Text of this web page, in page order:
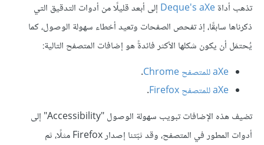
تذهب أداةDeque's aXe إلى أبعد قليلًا من أدوات التدقيق التي
ذكرناها سابقًا، إذ تفحص الصفحات وتعيد أخطاء سهولة الوصول، كما
يُحتمَل أن يكون شكلها الأكثر فائدةً هو إضافات المتصفح التالية:
aXe للمتصفح Chrome
.
aXe للمتصفح Firefox
.
تضيف هذه الإضافات تبويب سهولة الوصول "Accessibility" إلى
أدوات المطور في المتصفح، وقد ثبّتنا إصدار Firefox مثلًا، ثم